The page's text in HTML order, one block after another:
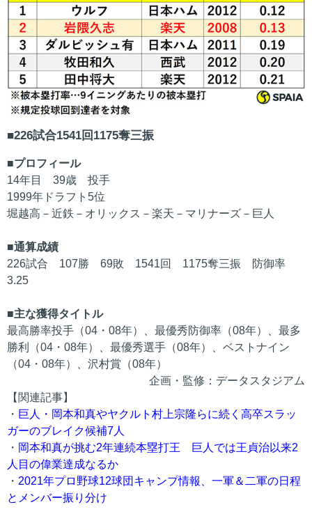
226試合1541回1175奪三振
■プロフィール
14年目 39歳 投手
1999年ドラフト5位
堀越高－近鉄－オリックス－楽天－マリナーズ－巨人
■通算成績
226試合 107勝 69敗 1541回 1175奪三振 防御率
3.25
■主な獲得タイトル
最高勝率投手（04・08年）、最優秀防御率（08年）、最多
勝利（04・08年）、最優秀選手（08年）、ベストナイン
（04・08年）、沢村賞（08年）
企画・監修：データスタジアム
【関連記事】
・ 巨人・岡本和真やヤクルト村上宗隆らに続く高卒スラッ
ガーのブレイク候補7人
・ 岡本和真が挑む2年連続本塁打王 巨人では王貞治以来2
人目の偉業達成なるか
・ 2021年プロ野球12球団キャンプ情報、一軍＆二軍の日程
とメンバー振り分け